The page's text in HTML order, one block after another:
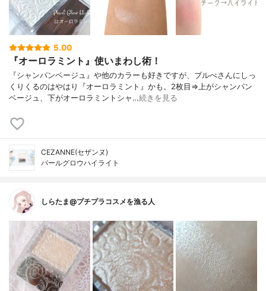
5.00
『オーロラミント』使いまわし術！
『シャンパンベージュ』や他のカラーも好きですが、ブルべさんにしっ
くりくるのはやはり『オーロラミント』かも。2枚目⇒上がシャンパン
ベージュ、下がオーロラミントシャ…続きを見る
CEZANNE(セザンヌ)
パールグロウハイライト
しらたま@プチプラコスメを漁る人